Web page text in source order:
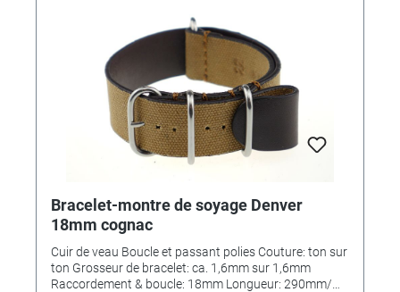
Bracelet-montre de soyage Denver
18mm cognac
Cuir de veau Boucle et passant polies Couture: ton sur
ton Grosseur de bracelet: ca. 1,6mm sur 1,6mm
Raccordement & boucle: 18mm Longueur: 290mm/